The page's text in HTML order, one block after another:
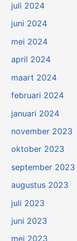
juli 2024
juni 2024
mei 2024
april 2024
maart 2024
februari 2024
januari 2024
november 2023
oktober 2023
september 2023
augustus 2023
juli 2023
juni 2023
mei 2023